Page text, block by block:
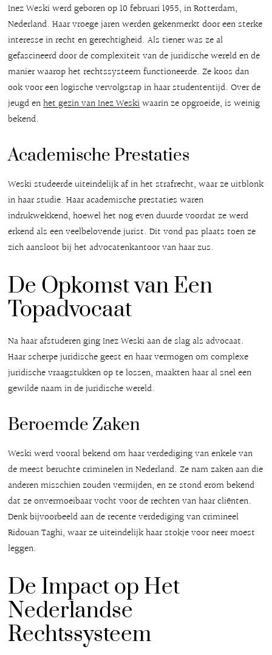
Inez Weski werd geboren op 10 februari 1955, in Rotterdam,
Nederland. Haar vroege jaren werden gekenmerkt door een sterke
interesse in recht en gerechtigheid. Als tiener was ze al
gefascineerd door de complexiteit van de juridische wereld en de
manier waarop het rechtssysteem functioneerde. Ze koos dan
ook voor een logische vervolgstap in haar studententijd. Over de
jeugd enhet gezin van Inez Weskiwaarin ze opgroeide, is weinig
bekend.
Academische Prestaties
Weski studeerde uiteindelijk af in het strafrecht, waar ze uitblonk
in haar studie. Haar academische prestaties waren
indrukwekkend, hoewel het nog even duurde voordat ze werd
erkend als een veelbelovende jurist. Dit vond pas plaats toen ze
zich aansloot bij het advocatenkantoor van haar zus.
De Opkomst van Een
Topadvocaat
Na haar afstuderen ging Inez Weski aan de slag als advocaat.
Haar scherpe juridische geest en haar vermogen om complexe
juridische vraagstukken op te lossen, maakten haar al snel een
gewilde naam in de juridische wereld.
Beroemde Zaken
Weski werd vooral bekend om haar verdediging van enkele van
de meest beruchte criminelen in Nederland. Ze nam zaken aan die
anderen misschien zouden vermijden, en ze stond erom bekend
dat ze onvermoeibaar vocht voor de rechten van haar cliënten.
Denk bijvoorbeeld aan de recente verdediging van crimineel
Ridouan Taghi, waar ze uiteindelijk haar stokje voor neer moest
leggen.
De Impact op Het
Nederlandse
Rechtssysteem